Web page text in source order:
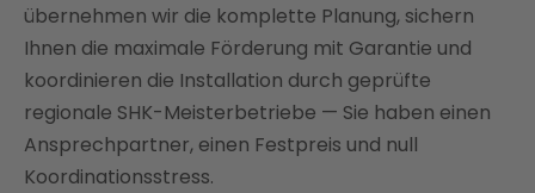
übernehmen wir die komplette Planung, sichern
Ihnen die maximale Förderung mit Garantie und
koordinieren die Installation durch geprüfte
regionale SHK-Meisterbetriebe — Sie haben einen
Ansprechpartner, einen Festpreis und null
Koordinationsstress.